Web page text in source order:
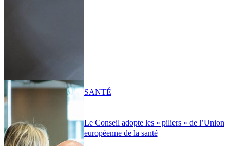
Le Conseil adopte les « piliers » de l’Union
européenne de la santé
SANTÉ